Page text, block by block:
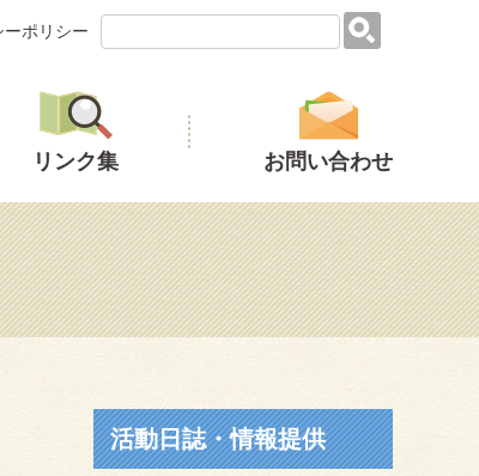
ーポリシー
リンク集 お問い合わせ
活動日誌・情報提供